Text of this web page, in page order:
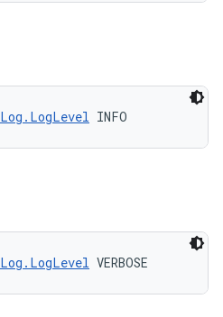
Log.LogLevel INFO
Log.LogLevel VERBOSE